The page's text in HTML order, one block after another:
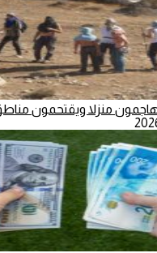
منزلا ويقتحمون